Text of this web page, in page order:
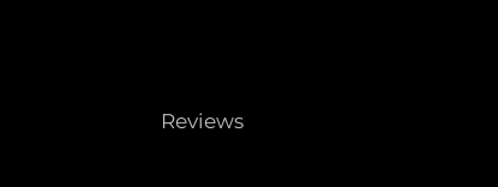
Reviews